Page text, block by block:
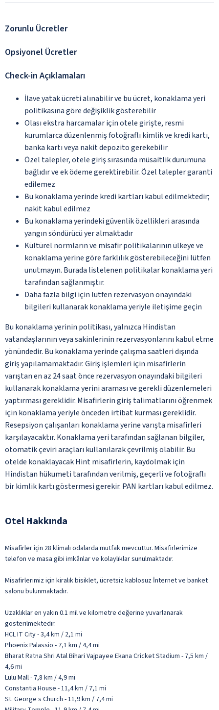
Zorunlu Ücretler
Opsiyonel Ücretler
Check-in Açıklamaları
İlave yatak ücreti alınabilir ve bu ücret, konaklama yeri
politikasına göre değişiklik gösterebilir
Olası ekstra harcamalar için otele girişte, resmi
kurumlarca düzenlenmiş fotoğraflı kimlik ve kredi kartı,
banka kartı veya nakit depozito gerekebilir
Özel talepler, otele giriş sırasında müsaitlik durumuna
bağlıdır ve ek ödeme gerektirebilir. Özel talepler garanti
edilemez
Bu konaklama yerinde kredi kartları kabul edilmektedir;
nakit kabul edilmez
Bu konaklama yerindeki güvenlik özellikleri arasında
yangın söndürücü yer almaktadır
Kültürel normların ve misafir politikalarının ülkeye ve
konaklama yerine göre farklılık gösterebileceğini lütfen
unutmayın. Burada listelenen politikalar konaklama yeri
tarafından sağlanmıştır.
Daha fazla bilgi için lütfen rezervasyon onayındaki
bilgileri kullanarak konaklama yeriyle iletişime geçin
Bu konaklama yerinin politikası, yalnızca Hindistan
vatandaşlarının veya sakinlerinin rezervasyonlarını kabul etme
yönündedir. Bu konaklama yerinde çalışma saatleri dışında
giriş yapılamamaktadır. Giriş işlemleri için misafirlerin
varıştan en az 24 saat önce rezervasyon onayındaki bilgileri
kullanarak konaklama yerini araması ve gerekli düzenlemeleri
yaptırması gereklidir. Misafirlerin giriş talimatlarını öğrenmek
için konaklama yeriyle önceden irtibat kurması gereklidir.
Resepsiyon çalışanları konaklama yerine varışta misafirleri
karşılayacaktır. Konaklama yeri tarafından sağlanan bilgiler,
otomatik çeviri araçları kullanılarak çevrilmiş olabilir. Bu
otelde konaklayacak Hint misafirlerin, kaydolmak için
Hindistan hükumeti tarafından verilmiş, geçerli ve fotoğraflı
bir kimlik kartı göstermesi gerekir. PAN kartları kabul edilmez.
Otel Hakkında
Misafirler için 28 klimalı odalarda mutfak mevcuttur. Misafirlerimize
telefon ve masa gibi imkânlar ve kolaylıklar sunulmaktadır.
Misafirlerimiz için kiralık bisiklet, ücretsiz kablosuz İnternet ve banket
salonu bulunmaktadır.
Uzaklıklar en yakın 0.1 mil ve kilometre değerine yuvarlanarak
gösterilmektedir.
HCL IT City - 3,4 km / 2,1 mi
Phoenix Palassio - 7,1 km / 4,4 mi
Bharat Ratna Shri Atal Bihari Vajpayee Ekana Cricket Stadium - 7,5 km /
4,6 mi
Lulu Mall - 7,8 km / 4,9 mi
Constantia House - 11,4 km / 7,1 mi
St. George s Church - 11,9 km / 7,4 mi